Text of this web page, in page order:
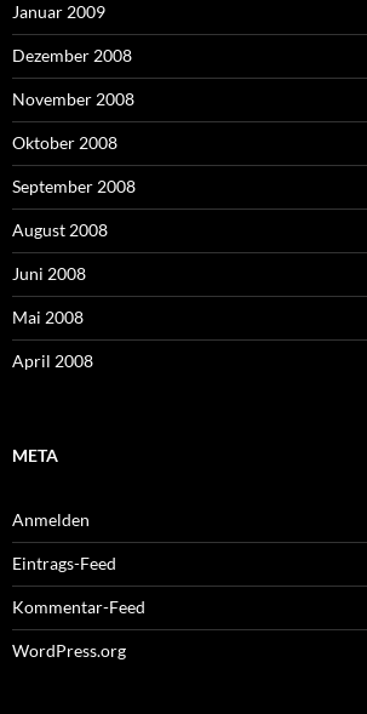
Januar 2009
Dezember 2008
November 2008
Oktober 2008
September 2008
August 2008
Juni 2008
Mai 2008
April 2008
META
Anmelden
Eintrags-Feed
Kommentar-Feed
WordPress.org